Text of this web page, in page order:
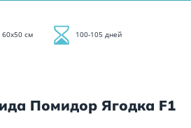
60х50 см 100-105 дней
Помидор Ягодка F1